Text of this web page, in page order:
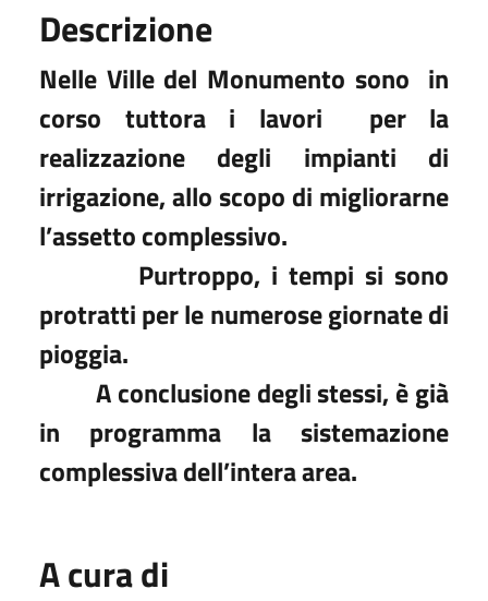
Descrizione
Nelle Ville del Monumento sono in
corso tuttora i lavori
per la
realizzazione degli impianti di
irrigazione, allo scopo di migliorarne
l’assetto complessivo.
Purtroppo, i tempi si sono
protratti per le numerose giornate di
pioggia.
A conclusione degli stessi, è già
in programma la sistemazione
complessiva dell’intera area.
A cura di